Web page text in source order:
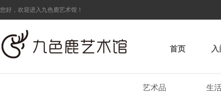
您好，欢迎进入九色鹿艺术馆！
首页
艺术品 生